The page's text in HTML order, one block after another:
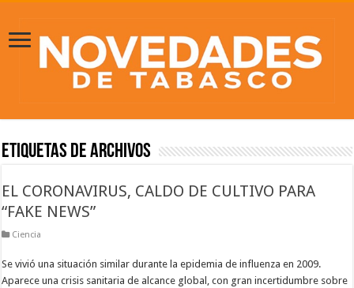
Etiquetas de Archivos
EL CORONAVIRUS, CALDO DE CULTIVO PARA
“FAKE NEWS”
Ciencia
Se vivió una situación similar durante la epidemia de influenza en 2009.
Aparece una crisis sanitaria de alcance global, con gran incertidumbre sobre